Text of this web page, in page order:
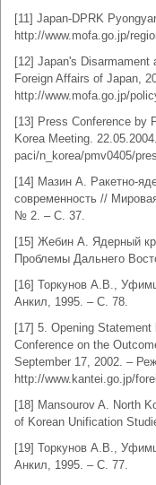
[11] Japan-DPRK
http://www.mofa.go.jp/
[12] Japan's
Foreign Affairs of Japan,
http://www.mofa.go.jp/
[13] Press Conference by
Korea Meeting.
paci/n_korea/pmv0405/
[14] Мазин А. Ракетно-
современность //
№ 2. – С. 37.
[15] Жебин А. Ядерный
Проблемы Дальнего
[16] Торкунов А.В.,
Анкил, 1995. – С. 78.
[17] 5. Opening
Conference on the
September 17, 2002. –
http://www.kantei.go.jp/
[18] Mansourov A. North
of Korean Unification
[19] Торкунов А.В.,
Анкил, 1995. – С. 77.